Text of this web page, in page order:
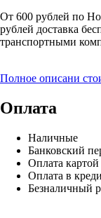
От 600 рублей по
рублей доставка
транспортными
Полное описани
Оплата
Наличные
Банковский
Оплата картой
Оплата в
Безналичный